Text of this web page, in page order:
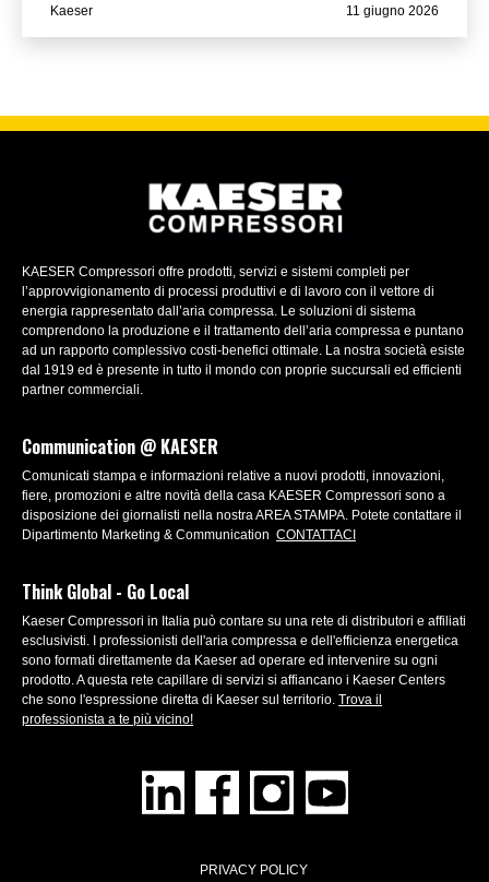
Kaeser 11 giugno 2026
KAESER Compressori offre prodotti, servizi e sistemi completi per
l’approvvigionamento di processi produttivi e di lavoro con il vettore di
energia rappresentato dall’aria compressa. Le soluzioni di sistema
comprendono la produzione e il trattamento dell’aria compressa e puntano
ad un rapporto complessivo costi-benefici ottimale. La nostra società esiste
dal 1919 ed è presente in tutto il mondo con proprie succursali ed efficienti
partner commerciali.
Communication @ KAESER
Comunicati stampa e informazioni relative a nuovi prodotti, innovazioni,
fiere, promozioni e altre novità della casa KAESER Compressori sono a
disposizione dei giornalisti nella nostra AREA STAMPA. Potete contattare il
Dipartimento Marketing & Communication CONTATTACI
Think Global - Go Local
Kaeser Compressori in Italia può contare su una rete di distributori e affiliati
esclusivisti. I professionisti dell'aria compressa e dell'efficienza energetica
sono formati direttamente da Kaeser ad operare ed intervenire su ogni
prodotto. A questa rete capillare di servizi si affiancano i Kaeser Centers
che sono l'espressione diretta di Kaeser sul territorio. Trova il
professionista a te più vicino!
PRIVACY POLICY